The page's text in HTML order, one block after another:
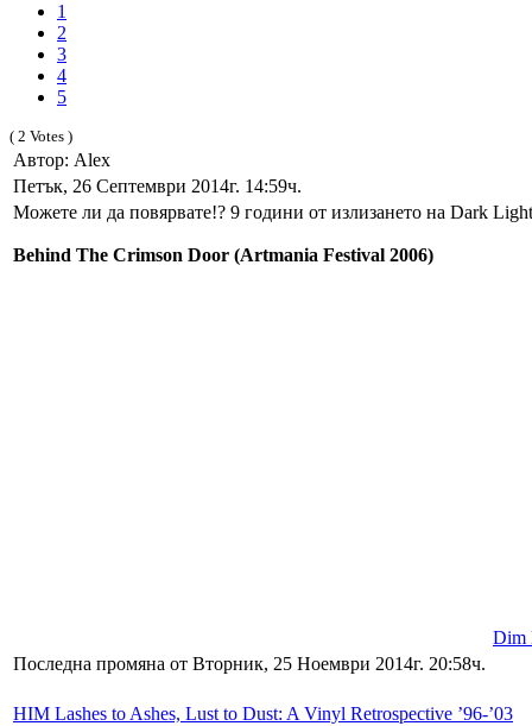
1
2
3
4
5
( 2 Votes )
Автор: Alex
Петък, 26 Септември 2014г. 14:59ч.
Можете ли да повярвате!? 9 години от излизането на Dark
Behind The Crimson Door (Artmania Festival 2006)
Dim
Последна промяна от Вторник, 25 Ноември 2014г. 20:58ч.
HIM Lashes to Ashes, Lust to Dust: A Vinyl Retrospective ’96-’03